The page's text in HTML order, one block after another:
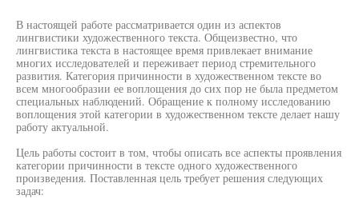
В настоящей работе рассматривается один из аспектов
лингвистики художественного текста. Общеизвестно, что
лингвистика текста в настоящее время привлекает внимание
многих исследователей и переживает период стремительного
развития. Категория причинности в художественном тексте во
всем многообразии ее воплощения до сих пор не была предметом
специальных наблюдений. Обращение к полному исследованию
воплощения этой категории в художественном тексте делает нашу
работу актуальной.
Цель работы состоит в том, чтобы описать все аспекты проявления
категории причинности в тексте одного художественного
произведения. Поставленная цель требует решения следующих
задач: